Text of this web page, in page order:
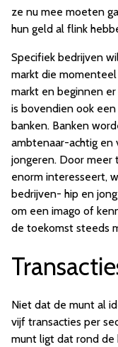
ze nu mee moeten
hun geld al flink
Specifiek bedrijven
markt die
markt en beginnen
is bovendien ook
banken. Banken
ambtenaar-achtig en
jongeren. Door
enorm interesseert,
bedrijven- hip en
om een imago of
de toekomst steeds
Niet dat de munt al
vijf transacties per
munt ligt dat rond de